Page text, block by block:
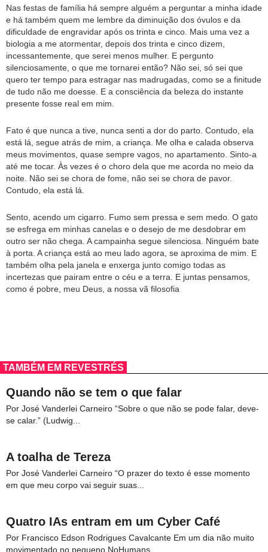
Nas festas de família há sempre alguém a perguntar a minha idade
e há também quem me lembre da diminuição dos óvulos e da
dificuldade de engravidar após os trinta e cinco. Mais uma vez a
biologia a me atormentar, depois dos trinta e cinco dizem,
incessantemente, que serei menos mulher. E pergunto
silenciosamente, o que me tornarei então? Não sei, só sei que
quero ter tempo para estragar nas madrugadas, como se a finitude
de tudo não me doesse. E a consciência da beleza do instante
presente fosse real em mim.
Fato é que nunca a tive, nunca senti a dor do parto. Contudo, ela
está lá, segue atrás de mim, a criança. Me olha e calada observa
meus movimentos, quase sempre vagos, no apartamento. Sinto-a
até me tocar. Às vezes é o choro dela que me acorda no meio da
noite. Não sei se chora de fome, não sei se chora de pavor.
Contudo, ela está lá.
Sento, acendo um cigarro. Fumo sem pressa e sem medo. O gato
se esfrega em minhas canelas e o desejo de me desdobrar em
outro ser não chega. A campainha segue silenciosa. Ninguém bate
à porta. A criança está ao meu lado agora, se aproxima de mim. E
também olha pela janela e enxerga junto comigo todas as
incertezas que pairam entre o céu e a terra. E juntas pensamos,
como é pobre, meu Deus, a nossa vã filosofia
TAMBÉM EM REVESTRÉS
Quando não se tem o que falar
Por José Vanderlei Carneiro “Sobre o que não se pode falar, deve-
se calar.” (Ludwig...
A toalha de Tereza
Por José Vanderlei Carneiro “O prazer do texto é esse momento
em que meu corpo vai seguir suas...
Quatro IAs entram em um Cyber Café
Por Francisco Edson Rodrigues Cavalcante Em um dia não muito
movimentado no pequeno NoHumans...